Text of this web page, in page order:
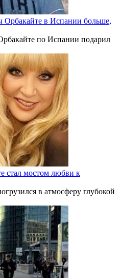
Орбакайте в Испании больше,
по Испании подарил
стал мостом любви к
в атмосферу глубокой